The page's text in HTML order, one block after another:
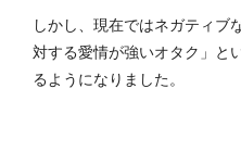
しかし、現在ではネガティブ
対する愛情が強いオタク」と
るようになりました。